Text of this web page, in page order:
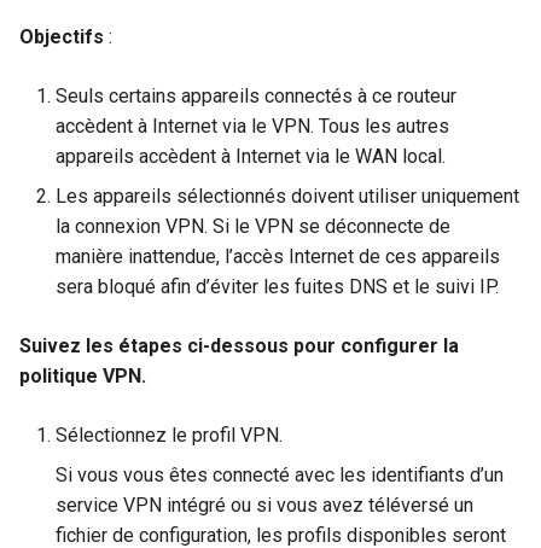
Objectifs :
Seuls certains appareils connectés à ce routeur
accèdent à Internet via le VPN. Tous les autres
appareils accèdent à Internet via le WAN local.
Les appareils sélectionnés doivent utiliser uniquement
la connexion VPN. Si le VPN se déconnecte de
manière inattendue, l’accès Internet de ces appareils
sera bloqué afin d’éviter les fuites DNS et le suivi IP.
Suivez les étapes ci-dessous pour configurer la
politique VPN.
Sélectionnez le profil VPN.
Si vous vous êtes connecté avec les identifiants d’un
service VPN intégré ou si vous avez téléversé un
fichier de configuration, les profils disponibles seront